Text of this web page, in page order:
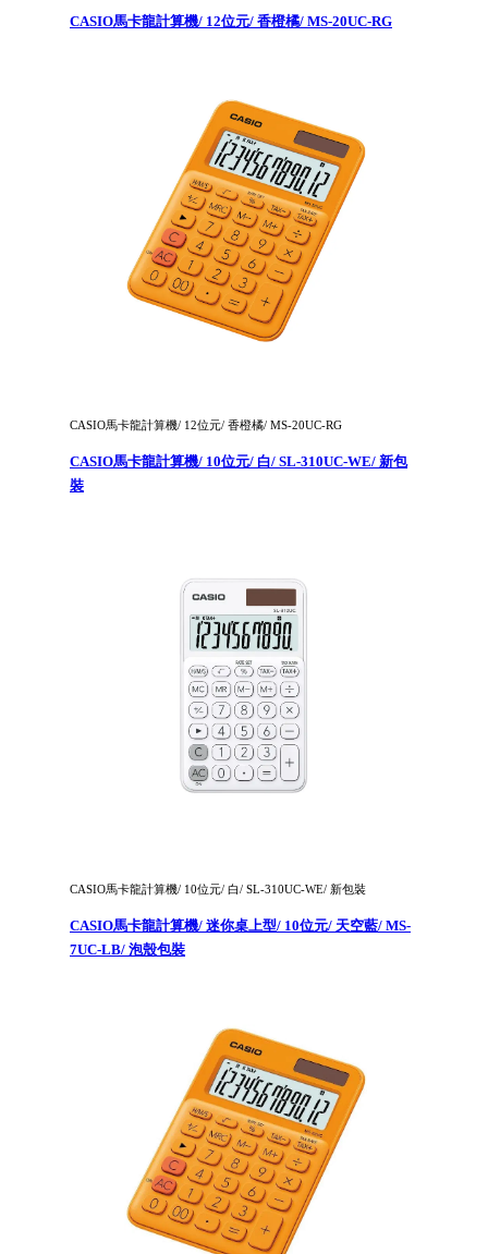
CASIO馬卡龍計算機/ 12位元/ 香橙橘/ MS-20UC-RG
CASIO馬卡龍計算機/ 12位元/ 香橙橘/ MS-20UC-RG
CASIO馬卡龍計算機/ 10位元/ 白/ SL-310UC-WE/ 新包
裝
CASIO馬卡龍計算機/ 10位元/ 白/ SL-310UC-WE/ 新包裝
CASIO馬卡龍計算機/ 迷你桌上型/ 10位元/ 天空藍/ MS-
7UC-LB/ 泡殼包裝